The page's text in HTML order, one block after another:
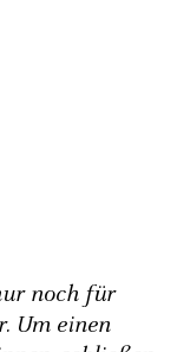
noch für
Um einen